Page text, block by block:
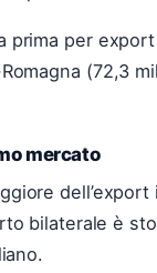
prima per
(72,3
mercato
bilaterale è